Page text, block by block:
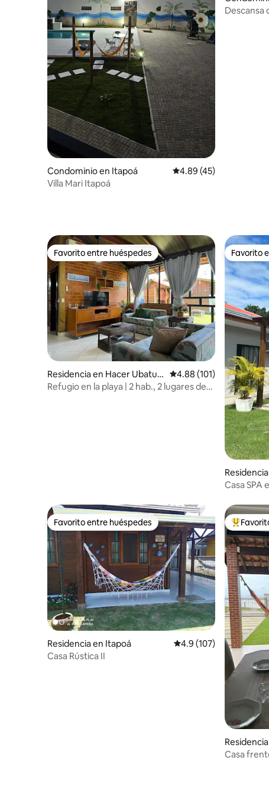
Condominio en Itapoá Calificación promedio:
4.89 (45)
Villa Mari Itapoá
Descansa
Favorito entre huéspedes
Favorito entre huéspedes
Residencia en Hacer Ubatub
a
Calificación promedio:
4.88 (101)
Refugio en la playa | 2 hab., 2 lugares de
Favorito
Favorito
Casa SPA
Favorito entre huéspedes
Favorito entre huéspedes
Residencia en Itapoá Calificación promedio:
4.9 (107)
Casa Rústica II
De los
Casa